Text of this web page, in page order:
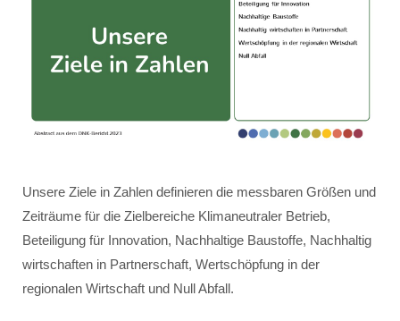
Unsere Ziele in Zahlen definieren die messbaren Größen und
Zeiträume für die Zielbereiche Klimaneutraler Betrieb,
Beteiligung für Innovation, Nachhaltige Baustoffe, Nachhaltig
wirtschaften in Partnerschaft, Wertschöpfung in der
regionalen Wirtschaft und Null Abfall.